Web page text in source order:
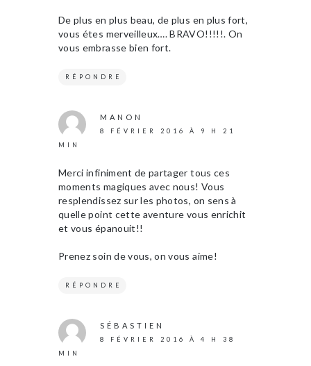
De plus en plus beau, de plus en plus fort,
vous étes merveilleux…. BRAVO!!!!!. On
vous embrasse bien fort.
RÉPONDRE
MANON
8 FÉVRIER 2016 À 9 H 21
MIN
Merci infiniment de partager tous ces
moments magiques avec nous! Vous
resplendissez sur les photos, on sens à
quelle point cette aventure vous enrichit
et vous épanouit!!
Prenez soin de vous, on vous aime!
RÉPONDRE
SÉBASTIEN
8 FÉVRIER 2016 À 4 H 38
MIN